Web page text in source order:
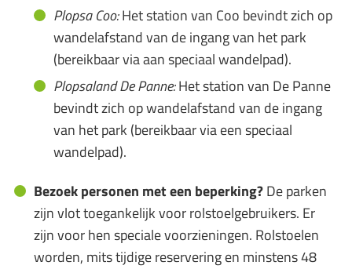
Plopsa Coo:Het station van Coo bevindt zich op
wandelafstand van de ingang van het park
(bereikbaar via aan speciaal wandelpad).
Plopsaland De Panne:Het station van De Panne
bevindt zich op wandelafstand van de ingang
van het park (bereikbaar via een speciaal
wandelpad).
Bezoek personen met een beperking?De parken
zijn vlot toegankelijk voor rolstoelgebruikers. Er
zijn voor hen speciale voorzieningen. Rolstoelen
worden, mits tijdige reservering en minstens 48